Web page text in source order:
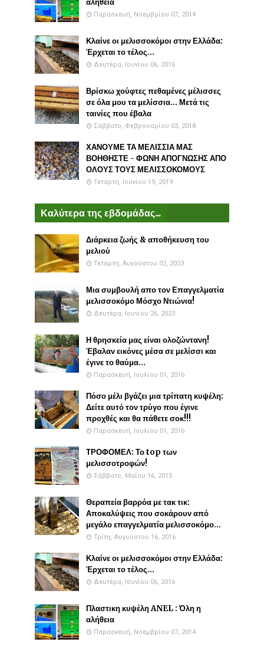
αλήθεια
Παρασκευή, Νοεμβρίου 07, 2014
Κλαίνε οι μελισσοκόμοι στην Ελλάδα:
Έρχεται το τέλος...
Δευτέρα, Ιουνίου 06, 2016
Βρίσκω χούφτες πεθαμένες μέλισσες
σε όλα μου τα μελίσσια... Μετά τις
ταινίες που έβαλα
Σάββατο, Φεβρουαρίου 03, 2018
ΧΑΝΟΥΜΕ ΤΑ ΜΕΛΙΣΣΙΑ ΜΑΣ
ΒΟΗΘΗΣΤΕ - ΦΩΝΗ ΑΠΟΓΝΩΣΗΣ ΑΠΟ
ΟΛΟΥΣ ΤΟΥΣ ΜΕΛΙΣΣΟΚΟΜΟΥΣ
Τετάρτη, Ιουνίου 19, 2019
Καλύτερα της εβδομάδας...
Διάρκεια ζωής & αποθήκευση του
μελιού
Τετάρτη, Αυγούστου 02, 2023
Μια συμβουλή απο τον Επαγγελματία
μελισσοκόμο Μόσχο Ντιώνια!
Δευτέρα, Ιουνίου 26, 2023
Η θρησκεία μας είναι ολοζώντανη!
Έβαλαν εικόνες μέσα σε μελίσσι και
έγινε το θαύμα...
Παρασκευή, Ιουλίου 01, 2016
Πόσο μέλι βγάζει μια τρίπατη κυψέλη:
Δείτε αυτό τον τρύγο που έγινε
προχθές και θα πάθετε σοκ!!!
Παρασκευή, Ιουλίου 01, 2016
ΤΡΟΦΟΜΕΛ: Το top των
μελισσοτροφών!
Σάββατο, Μαΐου 16, 2015
Θεραπεία βαρρόα με τακ τικ:
Αποκαλύψεις που σοκάρουν από
μεγάλο επαγγελματία μελισσοκόμο...
Τρίτη, Αυγούστου 16, 2016
Κλαίνε οι μελισσοκόμοι στην Ελλάδα:
Έρχεται το τέλος...
Δευτέρα, Ιουνίου 06, 2016
Πλαστικη κυψέλη ANEL : Όλη η
αλήθεια
Παρασκευή, Νοεμβρίου 07, 2014